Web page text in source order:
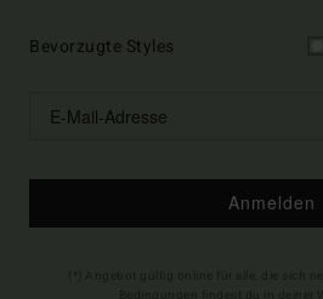
Bevorzugte Styles
Anmelden